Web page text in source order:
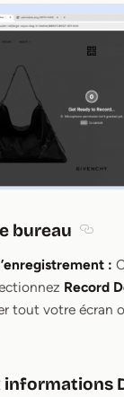
bureau
:
Record
tout votre écran
informations